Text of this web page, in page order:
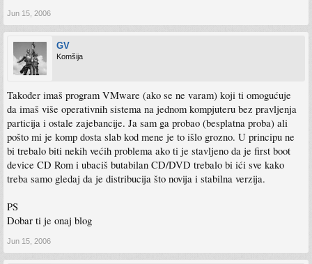
Jun 15, 2006
GV
Komšija
Također imaš program VMware (ako se ne varam) koji ti omogućuje
da imaš više operativnih sistema na jednom kompjuteru bez pravljenja
particija i ostale zajebancije. Ja sam ga probao (besplatna proba) ali
pošto mi je komp dosta slab kod mene je to išlo grozno. U principu ne
bi trebalo biti nekih većih problema ako ti je stavljeno da je first boot
device CD Rom i ubaciš butabilan CD/DVD trebalo bi ići sve kako
treba samo gledaj da je distribucija što novija i stabilna verzija.
PS
Dobar ti je onaj blog
Jun 15, 2006